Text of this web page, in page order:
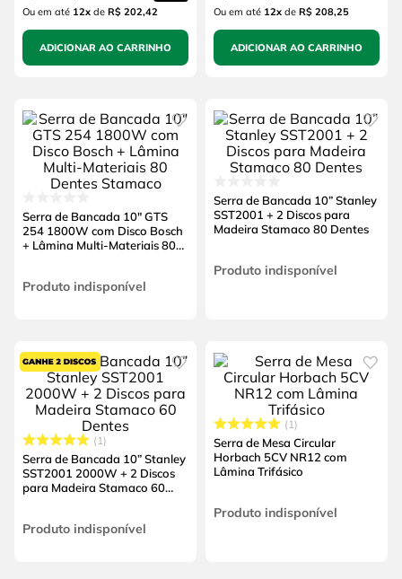
Ou em até 12xde R$ 202,42
ADICIONAR AO CARRINHO
Ou em até 12xde R$ 208,25
ADICIONAR AO CARRINHO
Serra de Bancada 10" GTS
254 1800W com Disco Bosch
+ Lâmina Multi-Materiais 80
Produto indisponível
Serra de Bancada 10” Stanley
SST2001 + 2 Discos para
Madeira Stamaco 80 Dentes
Produto indisponível
1
Serra de Bancada 10” Stanley
SST2001 2000W + 2 Discos
para Madeira Stamaco 60
Produto indisponível
1
Serra de Mesa Circular
Horbach 5CV NR12 com
Lâmina Trifásico
Produto indisponível